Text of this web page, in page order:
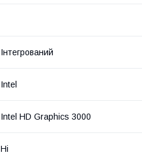
Інтегрований
Intel
Intel HD Graphics 3000
Ні